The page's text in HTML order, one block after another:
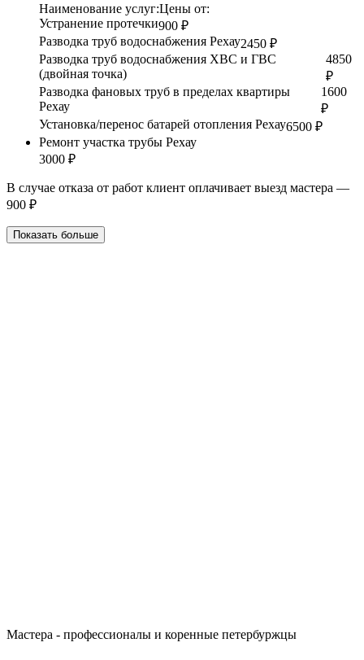
Наименование услуг:Цены от:
Устранение протечки900 ₽
Разводка труб водоснабжения Рехау2450 ₽
Разводка труб водоснабжения ХВС и ГВС
(двойная точка)
4850
₽
Разводка фановых труб в пределах квартиры
Рехау
1600
₽
Установка/перенос батарей отопления Рехау6500 ₽
Ремонт участка трубы Рехау
3000 ₽
В случае отказа от работ клиент оплачивает выезд мастера —
900 ₽
Показать больше
Мастера - профессионалы и коренные петербуржцы